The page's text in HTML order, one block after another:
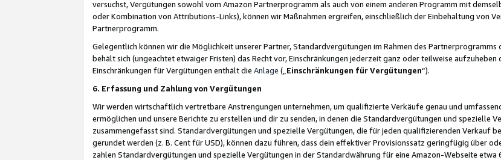
versuchst, Vergütungen sowohl vom Amazon Partnerprogramm als auch von einem anderen Programm mit
oder Kombination von Attributions-Links), können wir Maßnahmen ergreifen, einschließlich der Einbehaltung von
Partnerprogramm.
Gelegentlich können wir die Möglichkeit unserer Partner, Standardvergütungen im Rahmen des
behält sich (ungeachtet etwaiger Fristen) das Recht vor, Einschränkungen jederzeit ganz oder teilweise
Einschränkungen für Vergütungen enthält die Anlage („ Einschränkungen für Vergütungen“).
6. Erfassung und Zahlung von Vergütungen
Wir werden wirtschaftlich vertretbare Anstrengungen unternehmen, um qualifizierte Verkäufe genau und
ermöglichen und unsere Berichte zu erstellen und dir zu senden, in denen die Standardvergütungen und spezielle
zusammengefasst sind. Standardvergütungen und spezielle Vergütungen, die für jeden qualifizierenden Verkauf
gerundet werden (z. B. Cent für USD), können dazu führen, dass dein effektiver Provisionssatz geringfügig über
zahlen Standardvergütungen und spezielle Vergütungen in der Standardwährung für eine Amazon-Webseite etwa